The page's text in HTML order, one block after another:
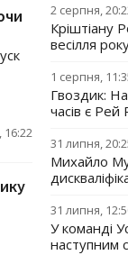
16:22
2 серпня,
Кріштіану
весілля
1 серпня,
Гвоздик:
часів є Рей
31 липня,
Михайло
31 липня,
У команді
наступним